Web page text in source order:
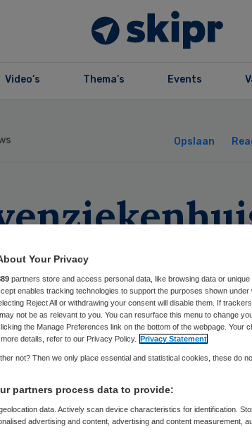
Video’s Thema’s Events
Opslaan
Skipr Redactie 3 februari 2017,10:06 84
in Rotterdam begint dit
Your Privacy
partners store and access personal data, like browsing data or unique
enables tracking technologies to support the purposes shown
Reject All or withdrawing your consent will disable them. If
not be as relevant to you. You can resurface this menu to change
the Manage Preferences link on the bottom of the webpage. Your
details, refer to our Privacy Policy.
Privacy Statement
not? Then we only place essential and statistical cookies, these do
partners process data to provide:
data. Actively scan device characteristics for identification.
advertising and content, advertising and content measurement,